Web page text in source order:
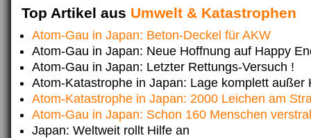
Top Artikel aus Umwelt & Katastrophen
Atom-Gau in Japan: Beton-Deckel für AKW
Atom-Gau in Japan: Neue Hoffnung auf Happy
Atom-Gau in Japan: Letzter Rettungs-Versuch !
Atom-Katastrophe in Japan: Lage komplett außer
Atom-Katastrophe in Japan: 2000 Leichen am
Atom-Gau in Japan: Schon 160 Menschen
Japan: Weltweit rollt Hilfe an